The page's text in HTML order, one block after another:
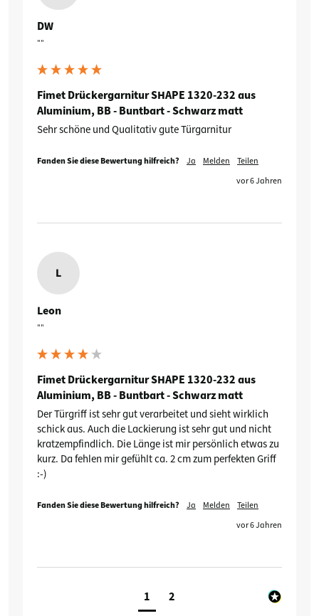
DW
""
Fimet Drückergarnitur SHAPE 1320-232 aus
Aluminium, BB - Buntbart - Schwarz matt
Sehr schöne und Qualitativ gute Türgarnitur
Fanden Sie diese Bewertung hilfreich? Ja Melden
Teilen
vor 6 Jahren
L
Leon
""
Fimet Drückergarnitur SHAPE 1320-232 aus
Aluminium, BB - Buntbart - Schwarz matt
Der Türgriff ist sehr gut verarbeitet und sieht wirklich
schick aus. Auch die Lackierung ist sehr gut und nicht
kratzempfindlich. Die Länge ist mir persönlich etwas zu
kurz. Da fehlen mir gefühlt ca. 2 cm zum perfekten Griff
:-)
Fanden Sie diese Bewertung hilfreich? Ja Melden
Teilen
vor 6 Jahren
1 2